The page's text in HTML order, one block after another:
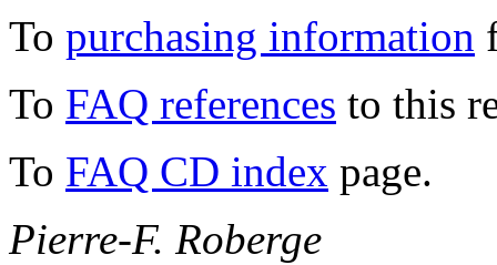
To purchasing information
To FAQ references to this
To FAQ CD index page.
Pierre-F. Roberge